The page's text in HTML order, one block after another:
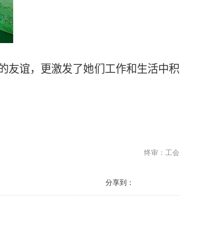
友谊，更激发了她们工作和生活中积
终审：工会
分享到：